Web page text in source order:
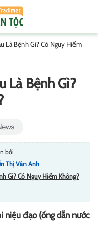
Là Bệnh Gì? Có Nguy Hiểm
Là Bệnh Gì?
bởi
Thị Vân Anh
Gì? Có Nguy Hiểm Không?
niệu đạo (ống dẫn nước